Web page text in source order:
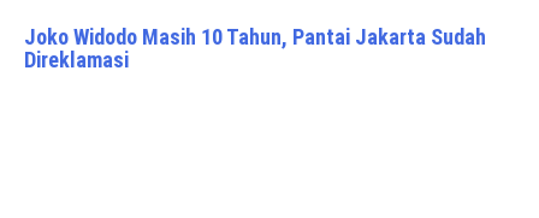
Joko Widodo Masih 10 Tahun, Pantai Jakarta Sudah
Direklamasi